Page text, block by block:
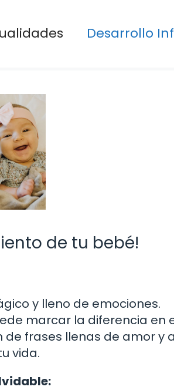
Desarrollo
de tu bebé!
y lleno de emociones.
marcar la diferencia en
frases llenas de amor y
vida.